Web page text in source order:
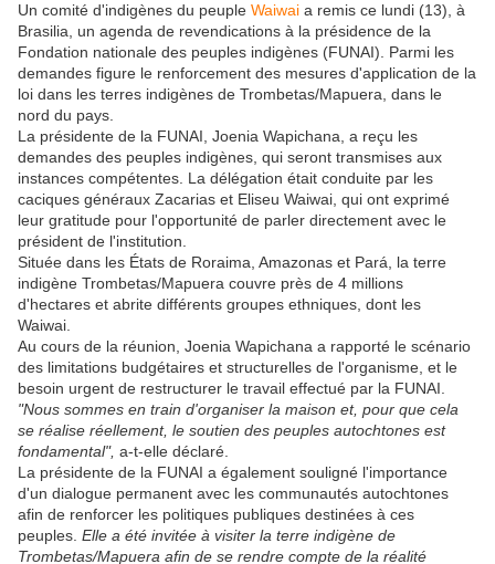
Un comité d'indigènes du peuple Waiwai a remis ce lundi (13), à
Brasilia, un agenda de revendications à la présidence de la
Fondation nationale des peuples indigènes (FUNAI). Parmi les
demandes figure le renforcement des mesures d'application de la
loi dans les terres indigènes de Trombetas/Mapuera, dans le
nord du pays.
La présidente de la FUNAI, Joenia Wapichana, a reçu les
demandes des peuples indigènes, qui seront transmises aux
instances compétentes. La délégation était conduite par les
caciques généraux Zacarias et Eliseu Waiwai, qui ont exprimé
leur gratitude pour l'opportunité de parler directement avec le
président de l'institution.
Située dans les États de Roraima, Amazonas et Pará, la terre
indigène Trombetas/Mapuera couvre près de 4 millions
d'hectares et abrite différents groupes ethniques, dont les
Waiwai.
Au cours de la réunion, Joenia Wapichana a rapporté le scénario
des limitations budgétaires et structurelles de l'organisme, et le
besoin urgent de restructurer le travail effectué par la FUNAI.
"Nous sommes en train d'organiser la maison et, pour que cela
se réalise réellement, le soutien des peuples autochtones est
fondamental", a-t-elle déclaré.
La présidente de la FUNAI a également souligné l'importance
d'un dialogue permanent avec les communautés autochtones
afin de renforcer les politiques publiques destinées à ces
peuples. Elle a été invitée à visiter la terre indigène de
Trombetas/Mapuera afin de se rendre compte de la réalité